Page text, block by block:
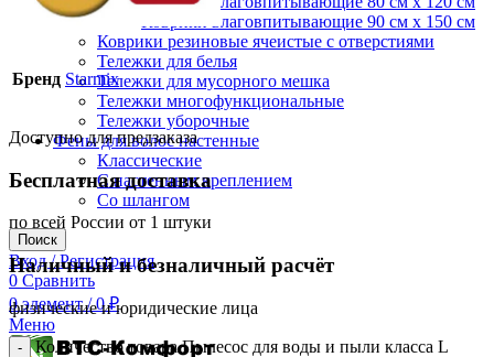
Коврики влаговпитывающие 90 см х 150 см
Коврики резиновые ячеистые с отверстиями
Тележки для белья
Тележки для мусорного мешка
Тележки многофункциональные
Тележки уборочные
Фены для волос настенные
Классические
С настенным креплением
Со шлангом
Поиск
Вход / Регистрация
0 Сравнить
0элемент / 0₽
Меню
Бренд Starmix
Доступно для предзаказа
Бесплатная доставка
по всей России от 1 штуки
Наличный и безналичный расчёт
физические и юридические лица
Количество товара Пылесос для воды и пыли класса L